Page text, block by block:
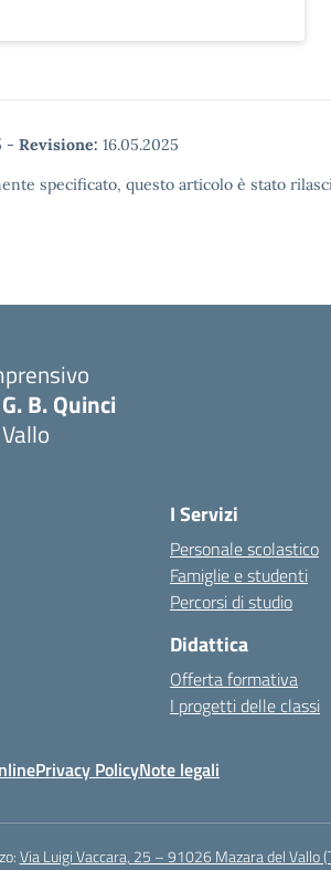
- Revisione: 16.05.2025
specificato, questo articolo è stato
B. Quinci
I Servizi
Personale scolastico
Famiglie e studenti
Percorsi di studio
Didattica
Offerta formativa
I progetti delle classi
Privacy PolicyNote legali
Via Luigi Vaccara, 25 – 91026 Mazara del Vallo